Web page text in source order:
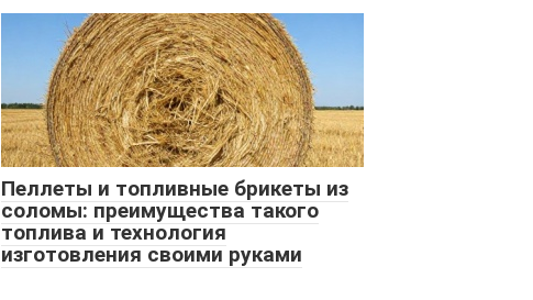
Пеллеты и топливные брикеты из
соломы: преимущества такого
топлива и технология
изготовления своими руками